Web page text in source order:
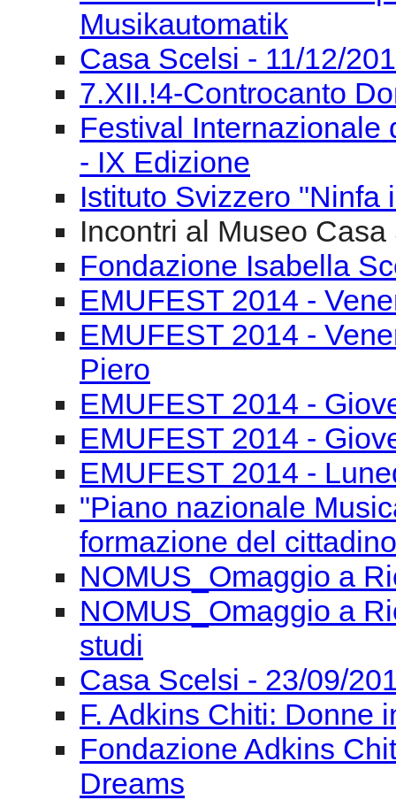
Musikautomatik
Casa Scelsi - 11/12/
7.XII.!4-Controcanto
Festival Internazionale
- IX Edizione
Istituto Svizzero "Ninfa
Incontri al Museo
Fondazione Isabella
EMUFEST 2014 -
EMUFEST 2014 -
Piero
EMUFEST 2014 -
EMUFEST 2014 -
EMUFEST 2014 -
"Piano nazionale
formazione del
NOMUS_Omaggio a
NOMUS_Omaggio a
studi
Casa Scelsi - 23/09/
F. Adkins Chiti: Donne
Fondazione Adkins
Dreams